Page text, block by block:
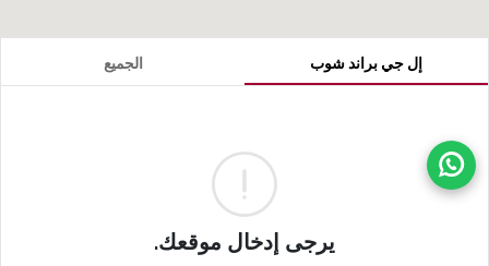
إل جي براند شوب الجميع
يرجى إدخال موقعك.